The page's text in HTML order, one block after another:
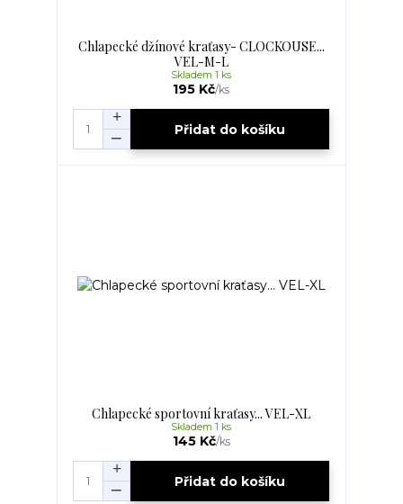
Chlapecké džínové kraťasy- CLOCKOUSE...
VEL-M-L
195 Kč/ks
Skladem 1 ks
Přidat do košíku
Chlapecké sportovní kraťasy... VEL-XL
145 Kč/ks
Skladem 1 ks
Přidat do košíku